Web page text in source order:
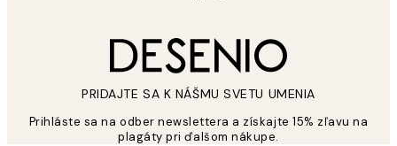
PRIDAJTE SA K NÁŠMU SVETU UMENIA
Prihláste sa na odber newslettera a získajte 15% zľavu na
plagáty pri ďalšom nákupe.